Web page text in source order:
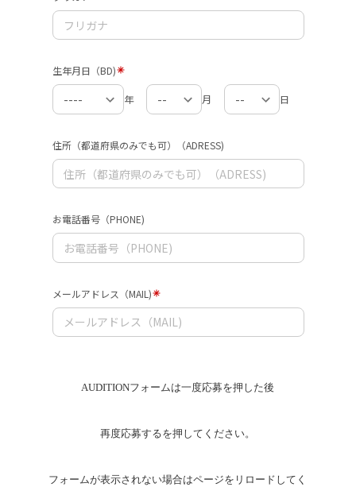
AUDITIONフォームは一度応募を押した後
再度応募するを押してください。
フォームが表示されない場合はページをリロードしてく